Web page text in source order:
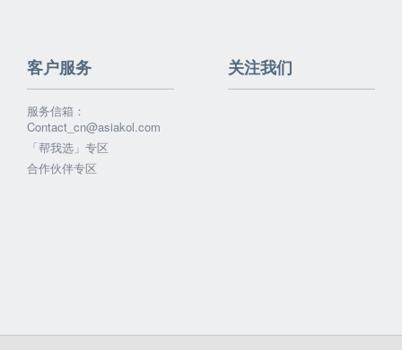
客户服务
服务信箱：
Contact_cn@asiakol.com
「帮我选」专区
合作伙伴专区
关注我们